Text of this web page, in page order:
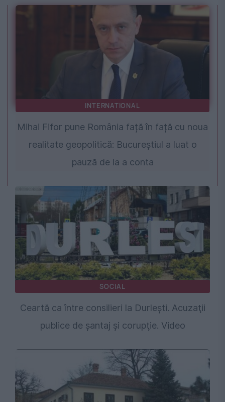
INTERNATIONAL
Mihai Fifor pune România față în față cu noua
realitate geopolitică: Bucureștiul a luat o
pauză de la a conta
SOCIAL
Ceartă ca între consilieri la Durleşti. Acuzaţii
publice de şantaj şi corupţie. Video